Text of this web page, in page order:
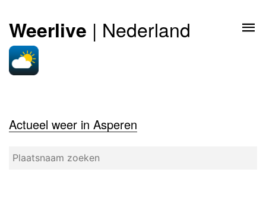
Weerlive | Nederland
Actueel weer in Asperen